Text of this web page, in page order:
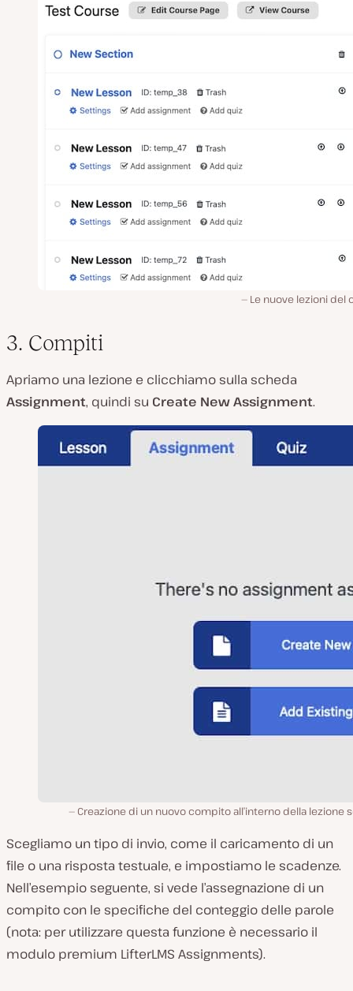
Le nuove lezioni del
3. Compiti
Apriamo una lezione e clicchiamo sulla scheda
Assignment, quindi su Create New Assignment.
Creazione di un nuovo compito all’interno della lezione
Scegliamo un tipo di invio, come il caricamento di un
file o una risposta testuale, e impostiamo le scadenze.
Nell’esempio seguente, si vede l’assegnazione di un
compito con le specifiche del conteggio delle parole
(nota: per utilizzare questa funzione è necessario il
modulo premium LifterLMS Assignments).